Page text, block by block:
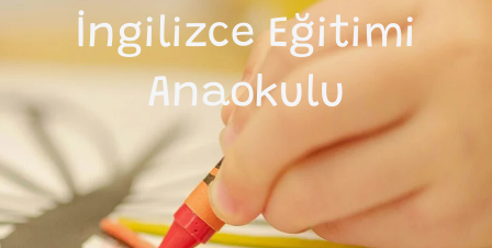
İngilizce Eğitimi
Anaokulu